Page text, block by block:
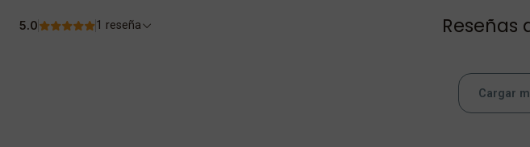
Reseñas
5.0 1 reseña
Cargar